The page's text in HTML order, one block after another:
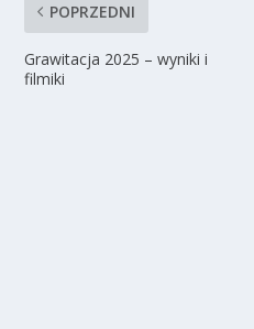
POPRZEDNI
Grawitacja 2025 – wyniki i
filmiki